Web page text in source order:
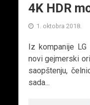
4K HDR
1. oktobra 2018.
Iz kompanije
novi gejmerski
saopštenju,
sada...